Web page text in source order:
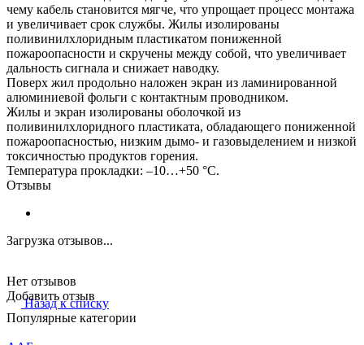
чему кабель становится мягче, что упрощает процесс монтажа
и увеличивает срок службы. Жилы изолированы
поливинилхлоридным пластикатом пониженной
пожароопасности и скручены между собой, что увеличивает
дальность сигнала и снижает наводку.
Поверх жил продольно наложен экран из ламинированной
алюминиевой фольги с контактным проводником.
Жилы и экран изолированы оболочкой из
поливинилхлоридного пластиката, обладающего пониженной
пожароопасностью, низким дымо- и газовыделением и низкой
токсичностью продуктов горения.
Температура прокладки: –10…+50 °С.
Отзывы
Загрузка отзывов...
Нет отзывов
Добавить отзыв
Назад к списку
Популярные категории